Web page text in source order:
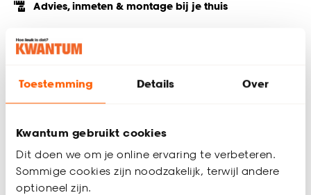
Toestemming Details Over
Kwantum gebruikt cookies
Dit doen we om je online ervaring te verbeteren.
Sommige cookies zijn noodzakelijk, terwijl andere
optioneel zijn.
Advies, inmeten & montage bij je thuis
Deel jouw product & volg ons op social
Transparant
Natuurlijke look
Soepelvallend & Slijtvast
Keurmerk Oekotex